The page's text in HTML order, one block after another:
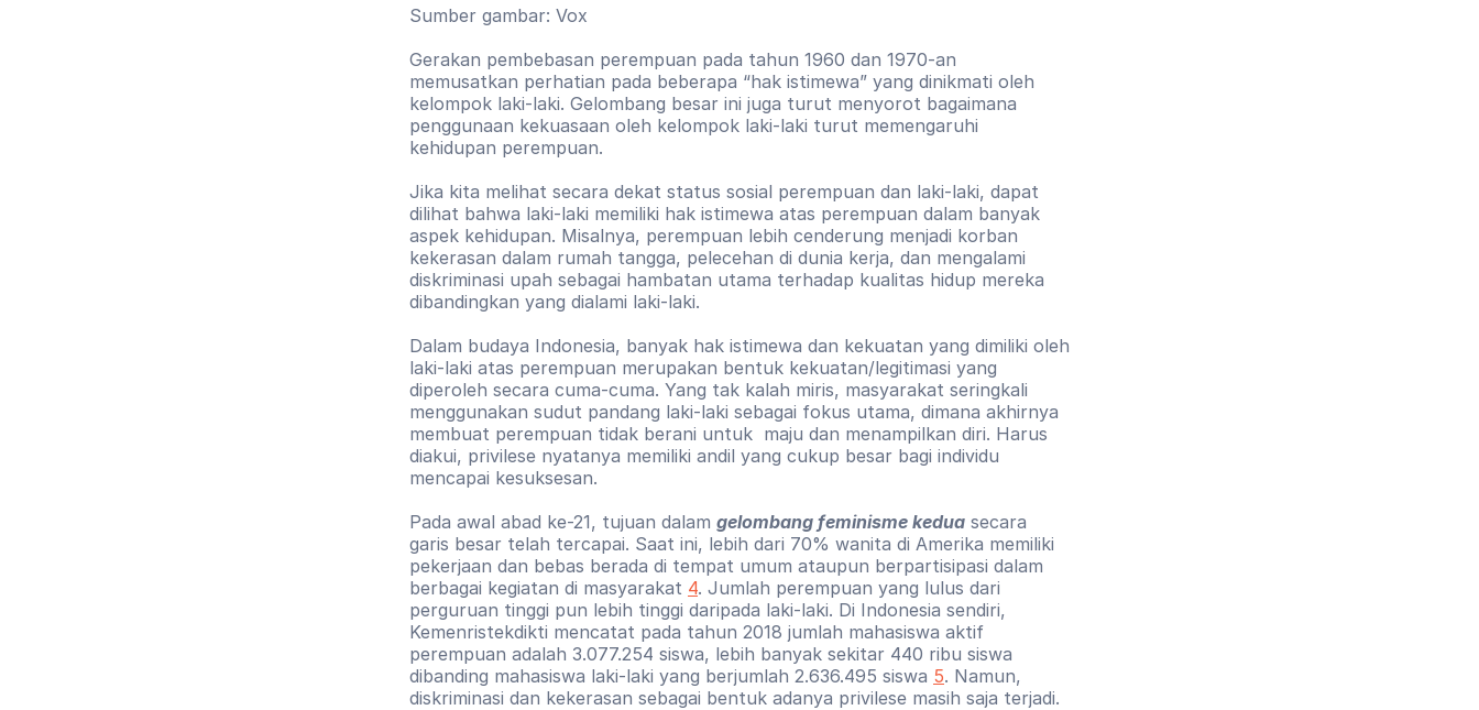
Sumber gambar: Vox
Gerakan pembebasan perempuan pada tahun 1960 dan 1970-an
memusatkan perhatian pada beberapa “hak istimewa” yang dinikmati oleh
kelompok laki-laki. Gelombang besar ini juga turut menyorot bagaimana
penggunaan kekuasaan oleh kelompok laki-laki turut memengaruhi
kehidupan perempuan.
Jika kita melihat secara dekat status sosial perempuan dan laki-laki, dapat
dilihat bahwa laki-laki memiliki hak istimewa atas perempuan dalam banyak
aspek kehidupan. Misalnya, perempuan lebih cenderung menjadi korban
kekerasan dalam rumah tangga, pelecehan di dunia kerja, dan mengalami
diskriminasi upah sebagai hambatan utama terhadap kualitas hidup mereka
dibandingkan yang dialami laki-laki.
Dalam budaya Indonesia, banyak hak istimewa dan kekuatan yang dimiliki oleh
laki-laki atas perempuan merupakan bentuk kekuatan/legitimasi yang
diperoleh secara cuma-cuma. Yang tak kalah miris, masyarakat seringkali
menggunakan sudut pandang laki-laki sebagai fokus utama, dimana akhirnya
membuat perempuan tidak berani untuk  maju dan menampilkan diri. Harus
diakui, privilese nyatanya memiliki andil yang cukup besar bagi individu
mencapai kesuksesan.
Pada awal abad ke-21, tujuan dalam gelombang feminisme kedua secara
garis besar telah tercapai. Saat ini, lebih dari 70% wanita di Amerika memiliki
pekerjaan dan bebas berada di tempat umum ataupun berpartisipasi dalam
berbagai kegiatan di masyarakat 4. Jumlah perempuan yang lulus dari
perguruan tinggi pun lebih tinggi daripada laki-laki. Di Indonesia sendiri,
Kemenristekdikti mencatat pada tahun 2018 jumlah mahasiswa aktif
perempuan adalah 3.077.254 siswa, lebih banyak sekitar 440 ribu siswa
dibanding mahasiswa laki-laki yang berjumlah 2.636.495 siswa 5. Namun,
diskriminasi dan kekerasan sebagai bentuk adanya privilese masih saja terjadi.